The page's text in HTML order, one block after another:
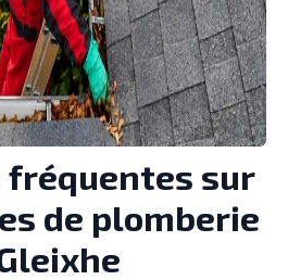
fréquentes sur
de plomberie